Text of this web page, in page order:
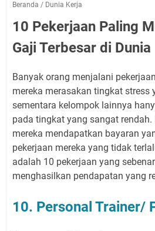
Beranda / Dunia Kerja
10 Pekerjaan Paling
Gaji Terbesar di Dunia
Banyak orang menjalani
mereka merasakan tingkat stress
sementara kelompok lainnya
pada tingkat yang sangat
mereka mendapatkan bayaran
pekerjaan mereka yang tidak
adalah 10 pekerjaan yang
menghasilkan pendapatan yang
10. Personal Trainer/